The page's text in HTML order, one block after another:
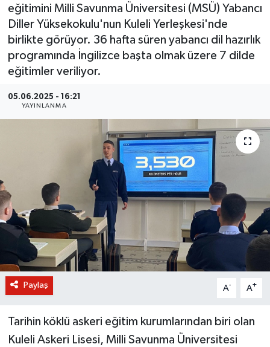
eğitimini Milli Savunma Üniversitesi (MSÜ) Yabancı
Diller Yüksekokulu'nun Kuleli Yerleşkesi'nde
birlikte görüyor. 36 hafta süren yabancı dil hazırlık
programında İngilizce başta olmak üzere 7 dilde
eğitimler veriliyor.
05.06.2025 - 16:21
YAYINLANMA
Paylaş A- A+
Tarihin köklü askeri eğitim kurumlarından biri olan
Kuleli Askeri Lisesi, Milli Savunma Üniversitesi
SAĞLIK
BİLİM VE TEKNOLOJİ